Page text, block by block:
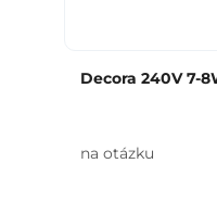
Decora 240V 7-
na otázku